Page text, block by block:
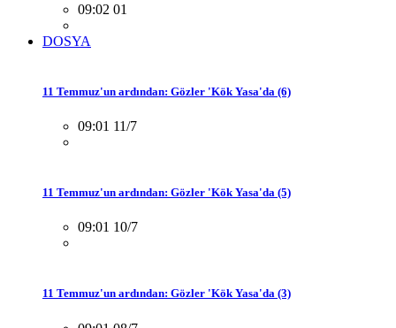
09:02 01
DOSYA
11 Temmuz'un ardından: Gözler 'Kök Yasa'da (6)
09:01 11/7
11 Temmuz'un ardından: Gözler 'Kök Yasa'da (5)
09:01 10/7
11 Temmuz'un ardından: Gözler 'Kök Yasa'da (3)